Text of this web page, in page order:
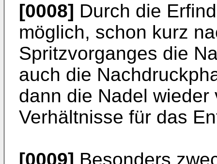
[0008] Durch die
möglich, schon kurz
Spritzvorganges die
auch die
dann die Nadel
Verhältnisse für das
[0009] Besonders